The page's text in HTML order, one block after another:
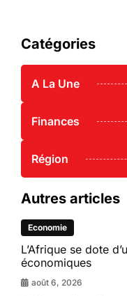
Catégories
A La Une
Finances
Région
Autres articles
Economie
L’Afrique se dote
économiques
août 6, 2026